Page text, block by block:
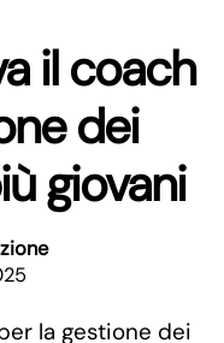
il coach
dei
giovani